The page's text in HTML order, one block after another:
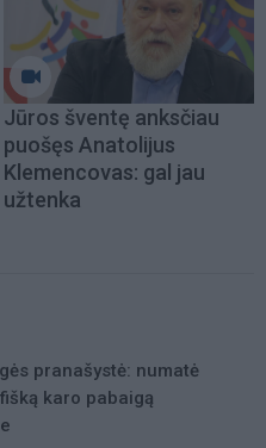
Jūros šventę anksčiau
puošęs Anatolijus
Klemencovas: gal jau
užtenka
pranašystė: numatė
karo pabaigą